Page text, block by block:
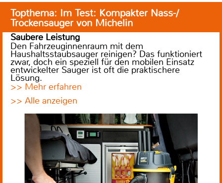
Topthema: Im Test: Kompakter Nass-/
Trockensauger von Michelin
Saubere Leistung
Den Fahrzeuginnenraum mit dem
Haushaltsstaubsauger reinigen? Das funktioniert
zwar, doch ein speziell für den mobilen Einsatz
entwickelter Sauger ist oft die praktischere
Lösung.
>> Mehr erfahren
>> Alle anzeigen